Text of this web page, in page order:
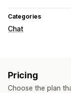
Categories
Chat
Automated
Pricing
Choose the plan